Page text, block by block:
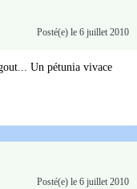
Posté(e) le 6 juillet 2010
Un pétunia vivace
Posté(e) le 6 juillet 2010